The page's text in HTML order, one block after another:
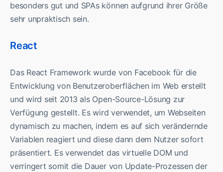
besonders gut und SPAs können aufgrund ihrer Größe
sehr unpraktisch sein.
React
Das React Framework wurde von Facebook für die
Entwicklung von Benutzeroberflächen im Web erstellt
und wird seit 2013 als Open-Source-Lösung zur
Verfügung gestellt. Es wird verwendet, um Webseiten
dynamisch zu machen, indem es auf sich verändernde
Variablen reagiert und diese dann dem Nutzer sofort
präsentiert. Es verwendet das virtuelle DOM und
verringert somit die Dauer von Update-Prozessen der